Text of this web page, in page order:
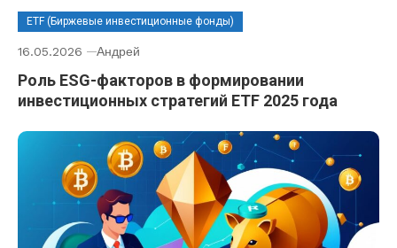
ETF (Биржевые инвестиционные фонды)
16.05.2026 Андрей
Роль ESG-факторов в формировании
инвестиционных стратегий ETF 2025 года